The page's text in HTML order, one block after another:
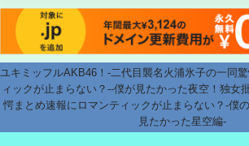
ユキミッフルAKB46！-二代目襲名火浦氷子の一同
ィックが止まらない？--僕が見たかった夜空！独女
愕まとめ速報にロマンティックが止まらない？-僕
見たかった星空編-